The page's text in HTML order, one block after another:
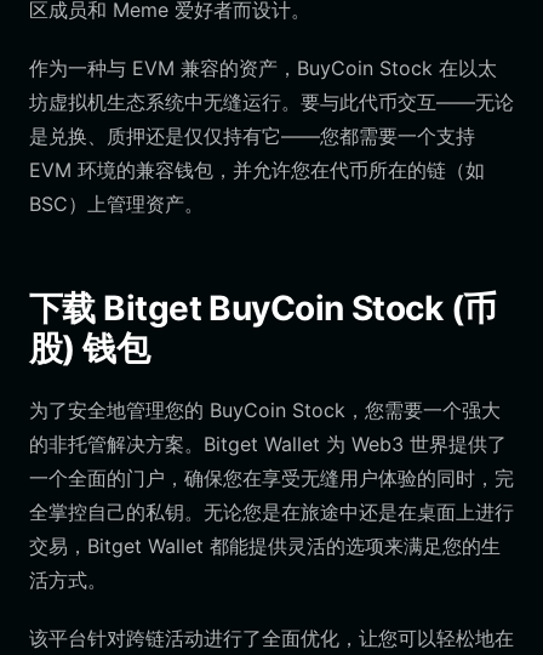
区成员和 Meme 爱好者而设计。
作为一种与 EVM 兼容的资产，BuyCoin Stock 在以太
坊虚拟机生态系统中无缝运行。要与此代币交互——无论
是兑换、质押还是仅仅持有它——您都需要一个支持
EVM 环境的兼容钱包，并允许您在代币所在的链（如
BSC）上管理资产。
下载 Bitget BuyCoin Stock (币
股) 钱包
为了安全地管理您的 BuyCoin Stock，您需要一个强大
的非托管解决方案。Bitget Wallet 为 Web3 世界提供了
一个全面的门户，确保您在享受无缝用户体验的同时，完
全掌控自己的私钥。无论您是在旅途中还是在桌面上进行
交易，Bitget Wallet 都能提供灵活的选项来满足您的生
活方式。
该平台针对跨链活动进行了全面优化，让您可以轻松地在